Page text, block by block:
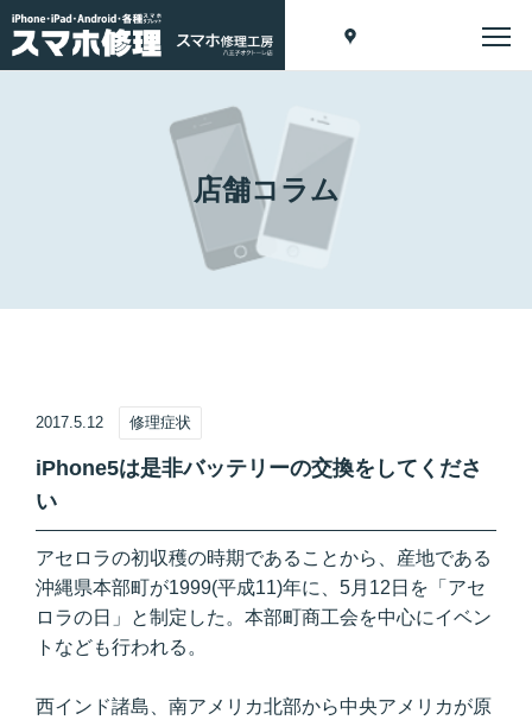
店舗コラム
2017.5.12 修理症状
iPhone5は是非バッテリーの交換をしてくださ
い
アセロラの初収穫の時期であることから、産地である
沖縄県本部町が1999(平成11)年に、5月12日を「アセ
ロラの日」と制定した。本部町商工会を中心にイベン
トなども行われる。
西インド諸島、南アメリカ北部から中央アメリカが原